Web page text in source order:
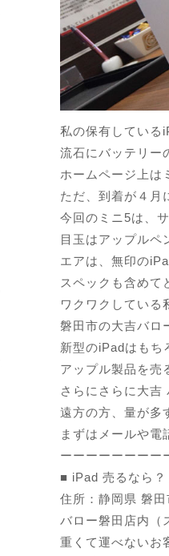
私の保有している
流石にバッテリー
ホームページ上は
ただ、到着が４月
今回のミニ5は、
目玉はアップルペ
エアは、無印の
スペックも含めて
ワクワクしている
磐田市の大吉バロ
新型のiPadはもち
アップル製品を売
さらにさらに大吉
遠方の方、量が多
まずはメールや電
ーーーーーーーー
■ iPad 売るなら
住所：静岡県 磐
バロー磐田店内（
重くて運べないお